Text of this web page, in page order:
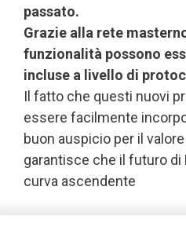
passato.
Grazie alla rete
funzionalità possono
incluse a livello di
Il fatto che questi nuovi
essere facilmente
buon auspicio per il
garantisce che il futuro di
curva ascendente